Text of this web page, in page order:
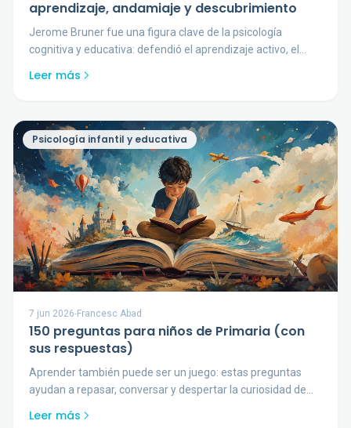
aprendizaje, andamiaje y descubrimiento
Jerome Bruner fue una figura clave de la psicología
cognitiva y educativa: defendió el aprendizaje activo, el
Leer más
Psicología infantil y educativa
7 jun 2026-Francesc Abad
150 preguntas para niños de Primaria (con
sus respuestas)
Aprender también puede ser un juego: estas preguntas
ayudan a repasar, conversar y despertar la curiosidad de
los niños.
Leer más